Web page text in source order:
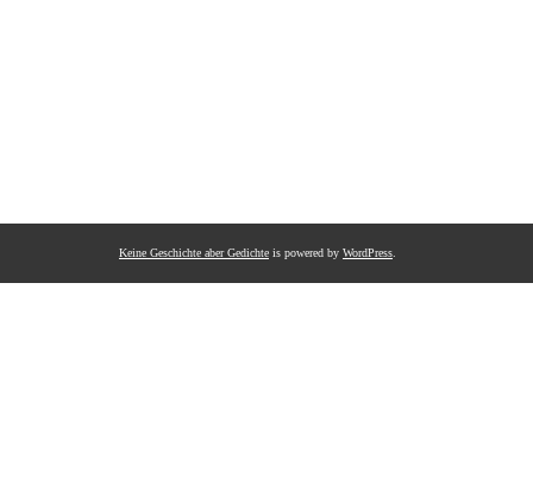
Keine Geschichte aber Gedichte is powered by WordPress